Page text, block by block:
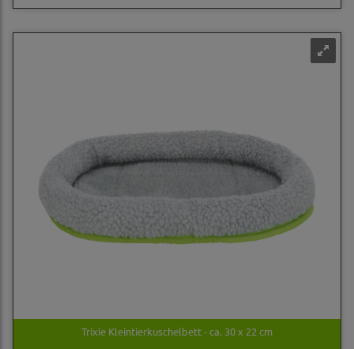
Trixie Kleintierkuschelbett - ca. 30 x 22 cm